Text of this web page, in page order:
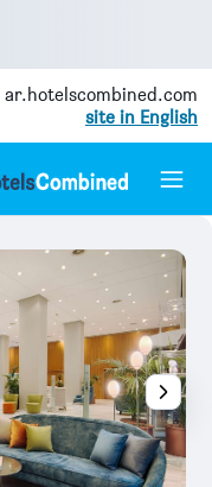
ar.hotelscombined.com
site in English